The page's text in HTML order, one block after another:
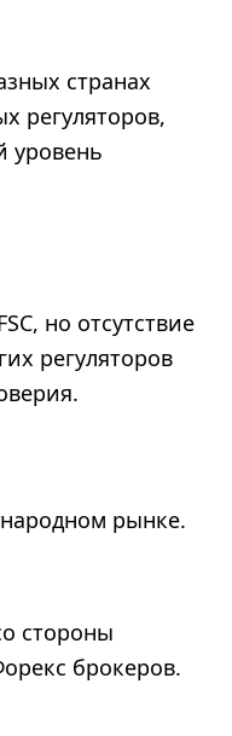
странах
регуляторов,
уровень
но отсутствие
регуляторов
рынке.
стороны
брокеров.